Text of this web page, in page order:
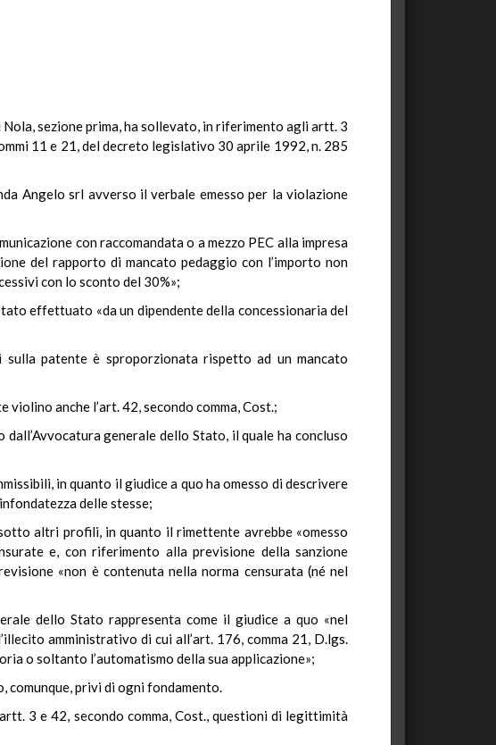
sezione prima, ha sollevato, in riferimento agli artt. 3
11 e 21, del decreto legislativo 30 aprile 1992, n. 285
Angelo srl avverso il verbale emesso per la violazione
con raccomandata o a mezzo PEC alla impresa
del rapporto di mancato pedaggio con l’importo non
con lo sconto del 30%»;
effettuato «da un dipendente della concessionaria del
patente è sproporzionata rispetto ad un mancato
anche l’art. 42, secondo comma, Cost.;
generale dello Stato, il quale ha concluso
in quanto il giudice a quo ha omesso di descrivere
delle stesse;
altri profili, in quanto il rimettente avrebbe «omesso
e, con riferimento alla previsione della sanzione
«non è contenuta nella norma censurata (né nel
dello Stato rappresenta come il giudice a quo «nel
amministrativo di cui all’art. 176, comma 21, D.lgs.
o soltanto l’automatismo della sua applicazione»;
comunque, privi di ogni fondamento.
3 e 42, secondo comma, Cost., questioni di legittimità